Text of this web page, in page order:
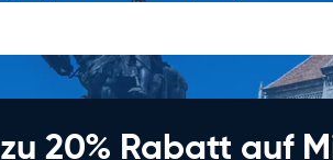
20% Rabatt auf